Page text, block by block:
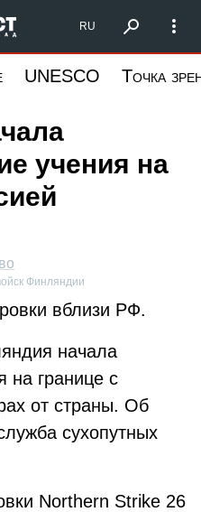
Северо-Запад
RU
UNESCO Точка
учения на
Финляндии
вблизи РФ.
начала
на границе с
от страны. Об
сухопутных
Northern Strike 26